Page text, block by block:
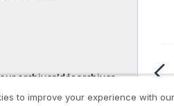
archiver/désarchiver
to improve your experience with